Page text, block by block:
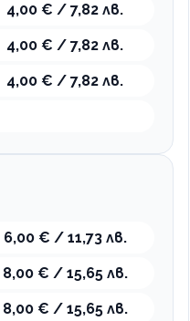
4,00 € / 7,82 лв.
4,00 € / 7,82 лв.
4,00 € / 7,82 лв.
6,00 € / 11,73 лв.
8,00 € / 15,65 лв.
8,00 € / 15,65 лв.